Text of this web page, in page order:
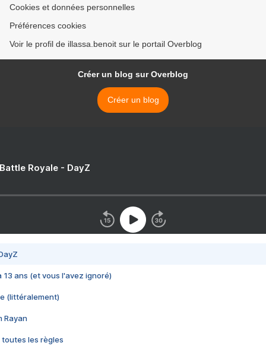
Cookies et données personnelles
Préférences cookies
Voir le profil de illassa.benoit sur le portail Overblog
Créer un blog sur Overblog
Créer un blog
Royale - DayZ
13 ans (et vous l'avez ignoré)
(littéralement)
Rayan
toutes les règles